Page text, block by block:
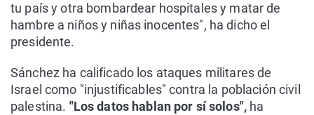
tu país y otra bombardear hospitales y matar de
hambre a niños y niñas inocentes", ha dicho el
presidente.
Sánchez ha calificado los ataques militares de
Israel como "injustificables" contra la población civil
palestina. "Los datos hablan por sí solos", ha